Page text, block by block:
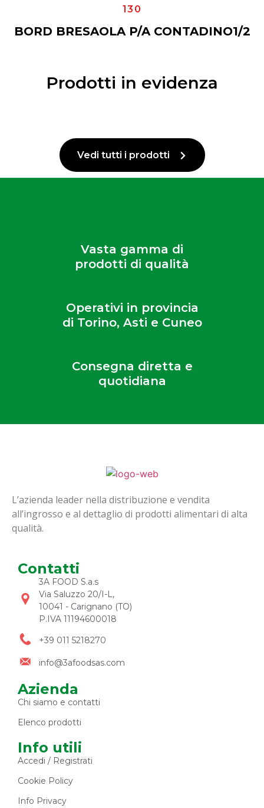
130
BORD BRESAOLA P/A CONTADINO1/2
Prodotti in evidenza
Vedi tutti i prodotti
Vasta gamma di
prodotti di qualità
Operativi in provincia
di Torino, Asti e Cuneo
Consegna diretta e
quotidiana
L’azienda leader nella distribuzione e vendita
all’ingrosso e al dettaglio di prodotti alimentari di alta
qualità.
Contatti
3A FOOD S.a.s
Via Saluzzo 20/I-L,
10041 - Carignano (TO)
P.IVA 11194600018
+39 011 5218270
info@3afoodsas.com
Azienda
Chi siamo e contatti
Elenco prodotti
Info utili
Accedi / Registrati
Cookie Policy
Info Privacy